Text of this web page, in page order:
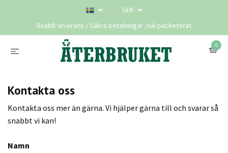
SEK
Snabb leverans / Säkra betalningar /väl packeterat
0
Kontakta oss
Kontakta oss mer än gärna. Vi hjälper gärna till och svarar så
snabbt vi kan!
Namn